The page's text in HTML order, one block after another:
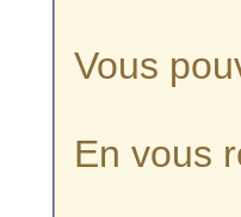
Vous
En vous